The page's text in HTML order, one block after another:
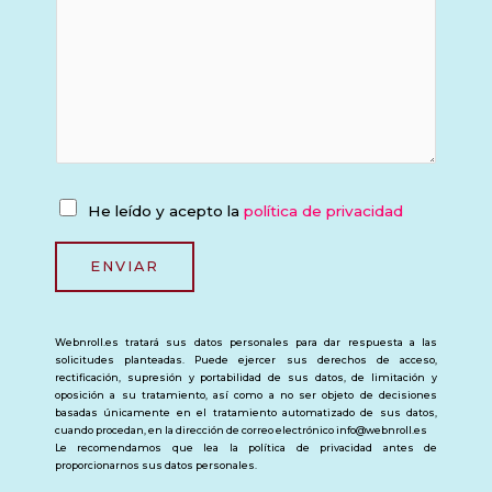
í
i
c
a
d
e
He leído y acepto la política de privacidad
ENVIAR
Webnroll.es tratará sus datos personales para dar respuesta a las
solicitudes planteadas. Puede ejercer sus derechos de acceso,
rectificación, supresión y portabilidad de sus datos, de limitación y
oposición a su tratamiento, así como a no ser objeto de decisiones
basadas únicamente en el tratamiento automatizado de sus datos,
cuando procedan, en la dirección de correo electrónico info@webnroll.es
Le recomendamos que lea la política de privacidad antes de
proporcionarnos sus datos personales.